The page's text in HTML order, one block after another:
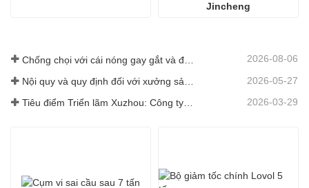
Jincheng
2026-08-06
2026-05-27
Tiêu điểm Triển lãm Xuzhou: Công ty TNHH Máy móc Kỹ thuật Shandong Zhaokun diễn giải sức mạnh mới của phụ tùng máy xúc lật với "Lợi thế nguồn cung" 2026-03-29